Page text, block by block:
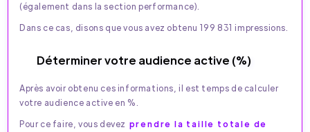
(également dans la section performance).
Dans ce cas, disons que vous avez obtenu 199 831 impressions.
Déterminer votre audience active (%)
Après avoir obtenu ces informations, il est temps de calculer
votre audience active en %.
Pour ce faire, vous devez prendre la taille totale de